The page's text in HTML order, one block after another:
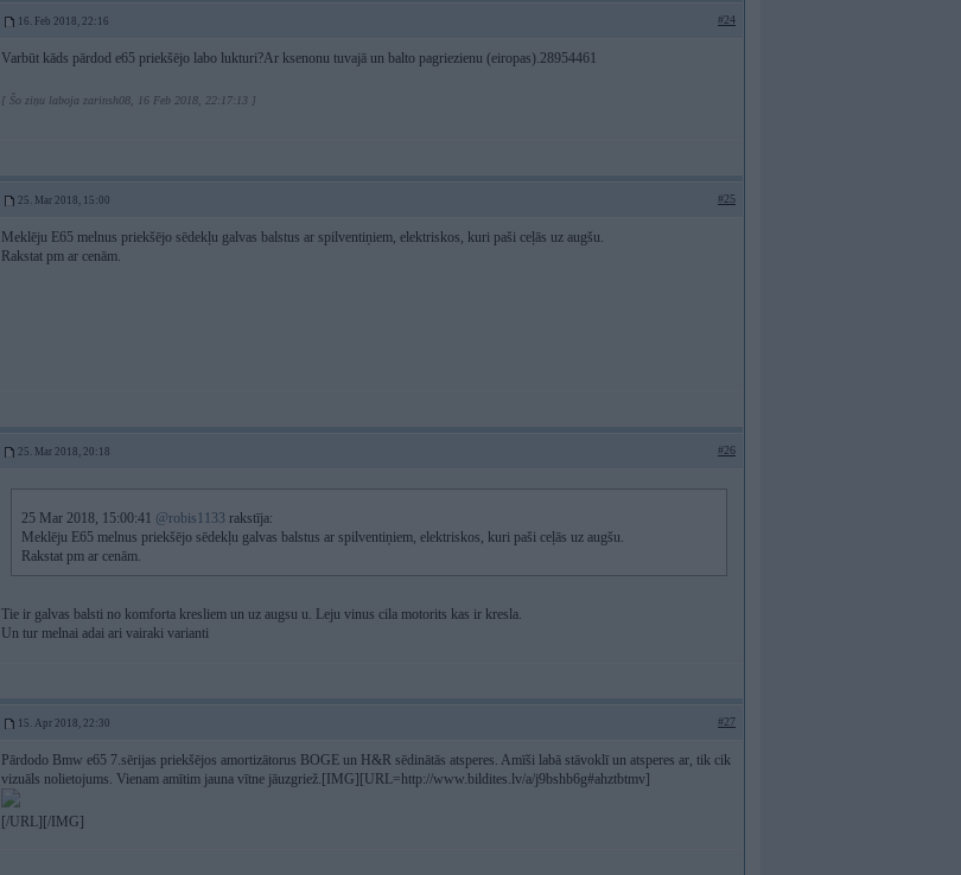
16. Feb 2018, 22:16 #24
Varbūt kāds pārdod e65 priekšējo labo lukturi?Ar ksenonu tuvajā un balto pagriezienu (eiropas).28954461
[ Šo ziņu laboja zarinsh08, 16 Feb 2018, 22:17:13 ]
25. Mar 2018, 15:00 #25
Meklēju E65 melnus priekšējo sēdekļu galvas balstus ar spilventiņiem, elektriskos, kuri paši ceļās uz augšu.
Rakstat pm ar cenām.
25. Mar 2018, 20:18 #26
25 Mar 2018, 15:00:41 @robis1133 rakstīja:
Meklēju E65 melnus priekšējo sēdekļu galvas balstus ar spilventiņiem, elektriskos, kuri paši ceļās uz augšu.
Rakstat pm ar cenām.
Tie ir galvas balsti no komforta kresliem un uz augsu u. Leju vinus cila motorits kas ir kresla.
Un tur melnai adai ari vairaki varianti
15. Apr 2018, 22:30 #27
Pārdodo Bmw e65 7.sērijas priekšējos amortizātorus BOGE un H&R sēdinātās atsperes. Amīši labā stāvoklī un atsperes ar, tik cik
vizuāls nolietojums. Vienam amītim jauna vītne jāuzgriež.[IMG][URL=http://www.bildites.lv/a/j9bshb6g#ahztbtmv]
[/URL][/IMG]